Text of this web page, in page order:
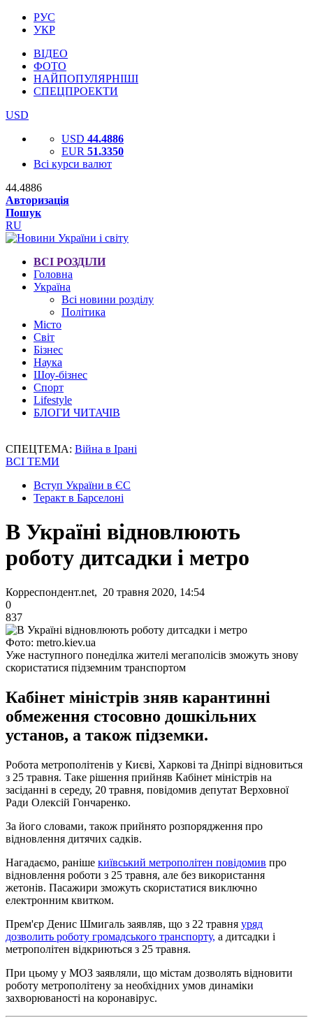
РУС
УКР
ВІДЕО
ФОТО
НАЙПОПУЛЯРНІШІ
СПЕЦПРОЕКТИ
USD
USD 44.4886
EUR 51.3350
Всі курси валют
44.4886
Авторизація
Пошук
RU
ВСІ РОЗДІЛИ
Головна
Україна
Всі новини розділу
Політика
Місто
Світ
Бізнес
Наука
Шоу-бізнес
Спорт
Lifestyle
БЛОГИ ЧИТАЧІВ
СПЕЦТЕМА: Війна в Ірані
ВСІ ТЕМИ
Вступ України в ЄС
Теракт в Барселоні
В Україні відновлюють
роботу дитсадки і метро
Корреспондент.net, 20 травня 2020, 14:54
0
837
Фото: metro.kiev.ua
Уже наступного понеділка жителі мегаполісів зможуть знову
скористатися підземним транспортом
Кабінет міністрів зняв карантинні
обмеження стосовно дошкільних
установ, а також підземки.
Робота метрополітенів у Києві, Харкові та Дніпрі відновиться
з 25 травня. Таке рішення прийняв Кабінет міністрів на
засіданні в середу, 20 травня, повідомив депутат Верховної
Ради Олексій Гончаренко.
За його словами, також прийнято розпорядження про
відновлення дитячих садків.
Нагадаємо, раніше київський метрополітен повідомив про
відновлення роботи з 25 травня, але без використання
жетонів. Пасажири зможуть скористатися виключно
електронним квитком.
Прем'єр Денис Шмигаль заявляв, що з 22 травня уряд
дозволить роботу громадського транспорту, а дитсадки і
метрополітен відкриються з 25 травня.
При цьому у МОЗ заявляли, що містам дозволять відновити
роботу метрополітену за необхідних умов динаміки
захворюваності на коронавірус.